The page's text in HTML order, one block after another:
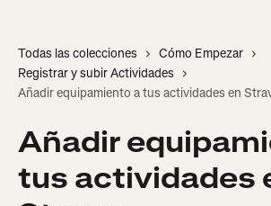
Todas las colecciones
Cómo Empezar
Registrar y subir Actividades
Añadir equipamiento a tus actividades en
Añadir
tus actividades